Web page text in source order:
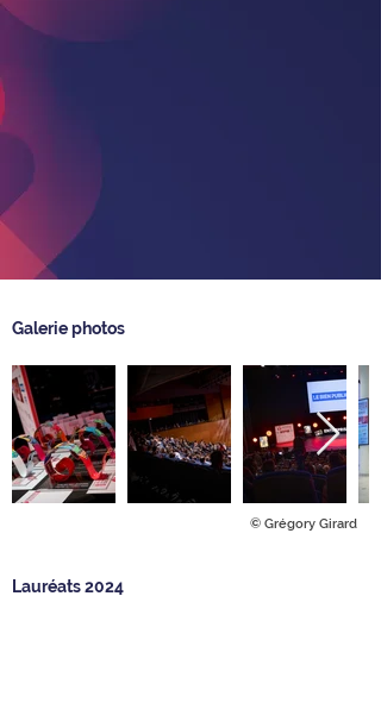
Galerie photos
© Grégory Girard
Lauréats 2024